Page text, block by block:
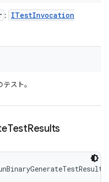
: ITestInvocation
スト。
TestResults